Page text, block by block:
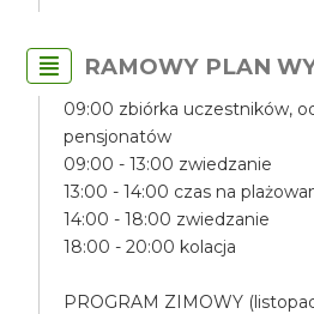
RAMOWY PLAN
09:00 zbiórka uczestników,
pensjonatów
09:00 - 13:00 zwiedzanie
13:00 - 14:00 czas na
14:00 - 18:00 zwiedzanie
18:00 - 20:00 kolacja
PROGRAM ZIMOWY